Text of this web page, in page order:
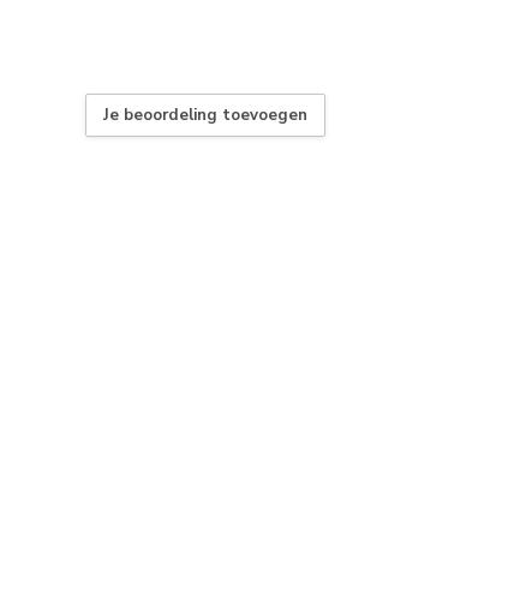
Je beoordeling toevoegen